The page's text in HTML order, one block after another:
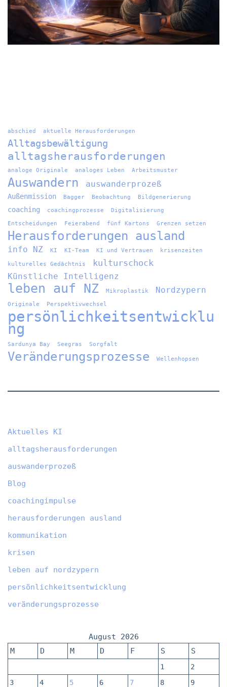
abschied aktuelle Herausforderungen
Alltagsbewältigung
alltagsherausforderungen
analoge Originale analoges Leben Arbeitsmuster
Auswandern auswanderprozeß
Außenmission Bagger Beobachtung Bildgenerierung
coaching coachingprozesse
Digitalisierung
Entscheidungen
Feierabend fünf Kartons Grenzen setzen
Herausforderungen ausland
info NZ KI KI-Team KI und Vertrauen krisenzeiten
kulturelles Gedächtnis kulturschock
Künstliche Intelligenz
leben auf NZ Mikroplastik Nordzypern
Originale Perspektivwechsel
persönlichkeitsentwicklu
ng
Sardunya Bay Seegras Sorgfalt
Veränderungsprozesse Wellenhopsen
Aktuelles KI
alltagsherausforderungen
auswanderprozeß
Blog
coachingimpulse
herausforderungen ausland
kommunikation
krisen
leben auf nordzypern
persönlichkeitsentwicklung
veränderungsprozesse
August 2026
M
D M D F S S
1
2
3
4 5 6 7 8 9